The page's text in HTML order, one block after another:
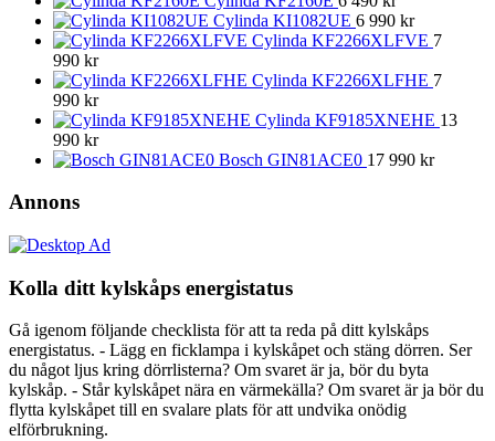
Cylinda KI1082UE 6 990 kr
Cylinda KF2266XLFVE 7
990 kr
Cylinda KF2266XLFHE 7
990 kr
Cylinda KF9185XNEHE 13
990 kr
Bosch GIN81ACE0 17 990 kr
Annons
Kolla ditt kylskåps energistatus
Gå igenom följande checklista för att ta reda på ditt kylskåps
energistatus. - Lägg en ficklampa i kylskåpet och stäng dörren. Ser
du något ljus kring dörrlisterna? Om svaret är ja, bör du byta
kylskåp. - Står kylskåpet nära en värmekälla? Om svaret är ja bör du
flytta kylskåpet till en svalare plats för att undvika onödig
elförbrukning.